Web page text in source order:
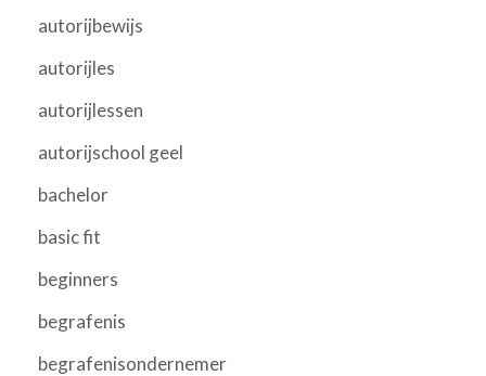
autorijbewijs
autorijles
autorijlessen
autorijschool geel
bachelor
basic fit
beginners
begrafenis
begrafenisondernemer